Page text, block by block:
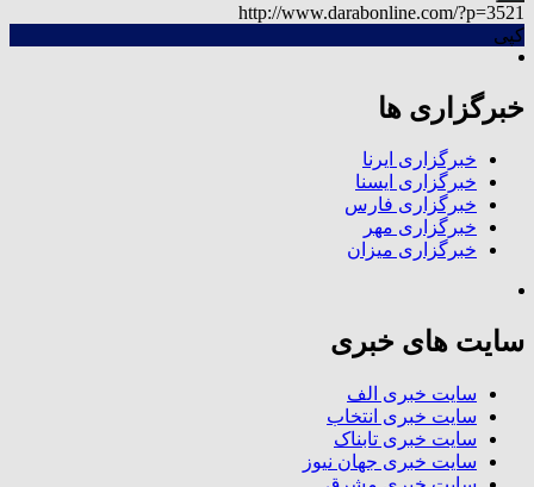
http://www.darabonline.com/?p=3521
کپی
خبرگزاری ها
خبرگزاری ایرنا
خبرگزاری ایسنا
خبرگزاری فارس
خبرگزاری مهر
خبرگزاری میزان
سایت های خبری
سایت خبری الف
سایت خبری انتخاب
سایت خبری تابناک
سایت خبری جهان نیوز